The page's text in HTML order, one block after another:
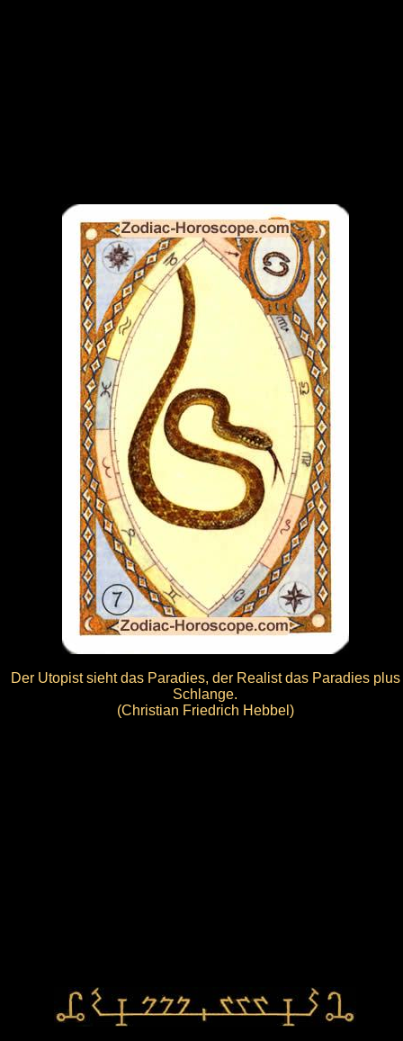
Der Utopist sieht das Paradies, der Realist das Paradies plus
Schlange.
(Christian Friedrich Hebbel)